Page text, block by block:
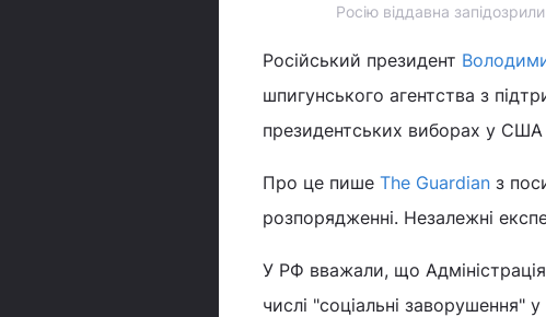
Росію віддавна
Російський президент
шпигунського агентства з
президентських виборах у США
Про це пише The Guardian з
розпорядженні. Незалежні
У РФ вважали, що
числі "соціальні заворушення"